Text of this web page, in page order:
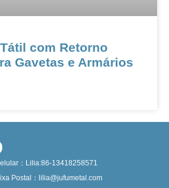
com Retorno
Gavetas e Armários​​
：Lilia:86-13418258571
Postal：lilia@jufumetal.com